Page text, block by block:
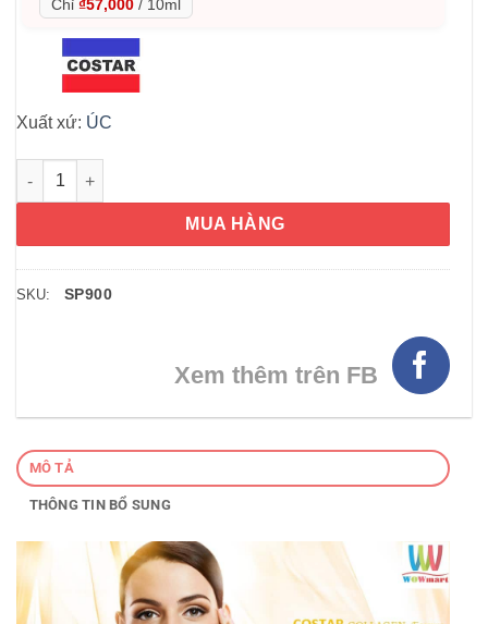
Chỉ ₫57,000 / 10ml
Xuất xứ: ÚC
Tinh chất đậm đặc giúp căn bóng da mặt Costar Collagen
MUA HÀNG
SKU: SP900
Xem thêm trên FB
MÔ TẢ
THÔNG TIN BỔ SUNG